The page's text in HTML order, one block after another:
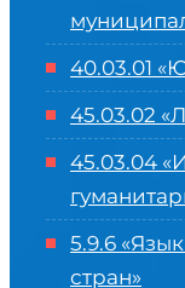
40.03.01
45.03.02
45.03.04 «
5.9.6
стран»